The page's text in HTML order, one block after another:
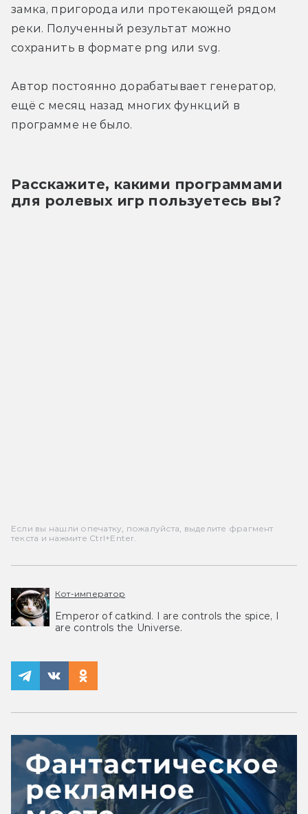
замка, пригорода или протекающей рядом
реки. Полученный результат можно
сохранить в формате png или svg.
Автор постоянно дорабатывает генератор,
ещё с месяц назад многих функций в
программе не было.
Расскажите, какими программами
для ролевых игр пользуетесь вы?
Если вы нашли опечатку, пожалуйста, выделите фрагмент
текста и нажмите Ctrl+Enter.
Кот-император
Emperor of catkind. I are controls the spice, I
are controls the Universe.